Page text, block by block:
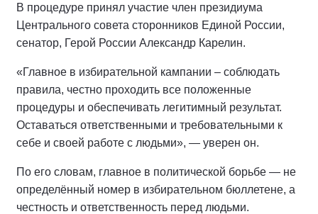
В процедуре принял участие член президиума
Центрального совета сторонников Единой России,
сенатор, Герой России Александр Карелин.
«Главное в избирательной кампании – соблюдать
правила, честно проходить все положенные
процедуры и обеспечивать легитимный результат.
Оставаться ответственными и требовательными к
себе и своей работе с людьми», — уверен он.
По его словам, главное в политической борьбе — не
определённый номер в избирательном бюллетене, а
честность и ответственность перед людьми.